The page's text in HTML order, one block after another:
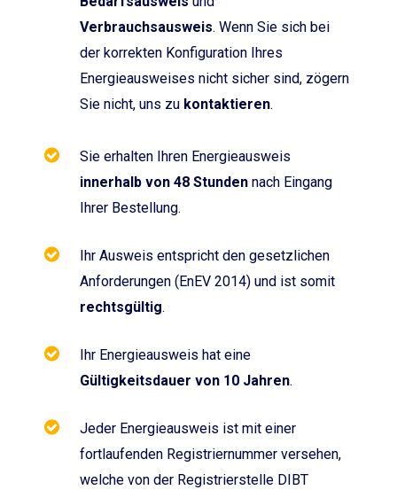
Verbrauchsausweis. Wenn Sie sich bei
der korrekten Konfiguration Ihres
Energieausweises nicht sicher sind, zögern
Sie nicht, uns zu kontaktieren.
Sie erhalten Ihren Energieausweis
innerhalb von 48 Stunden nach Eingang
Ihrer Bestellung.
Ihr Ausweis entspricht den gesetzlichen
Anforderungen (EnEV 2014) und ist somit
rechtsgültig.
Ihr Energieausweis hat eine
Gültigkeitsdauer von 10 Jahren.
Jeder Energieausweis ist mit einer
fortlaufenden Registriernummer versehen,
welche von der Registrierstelle DIBT